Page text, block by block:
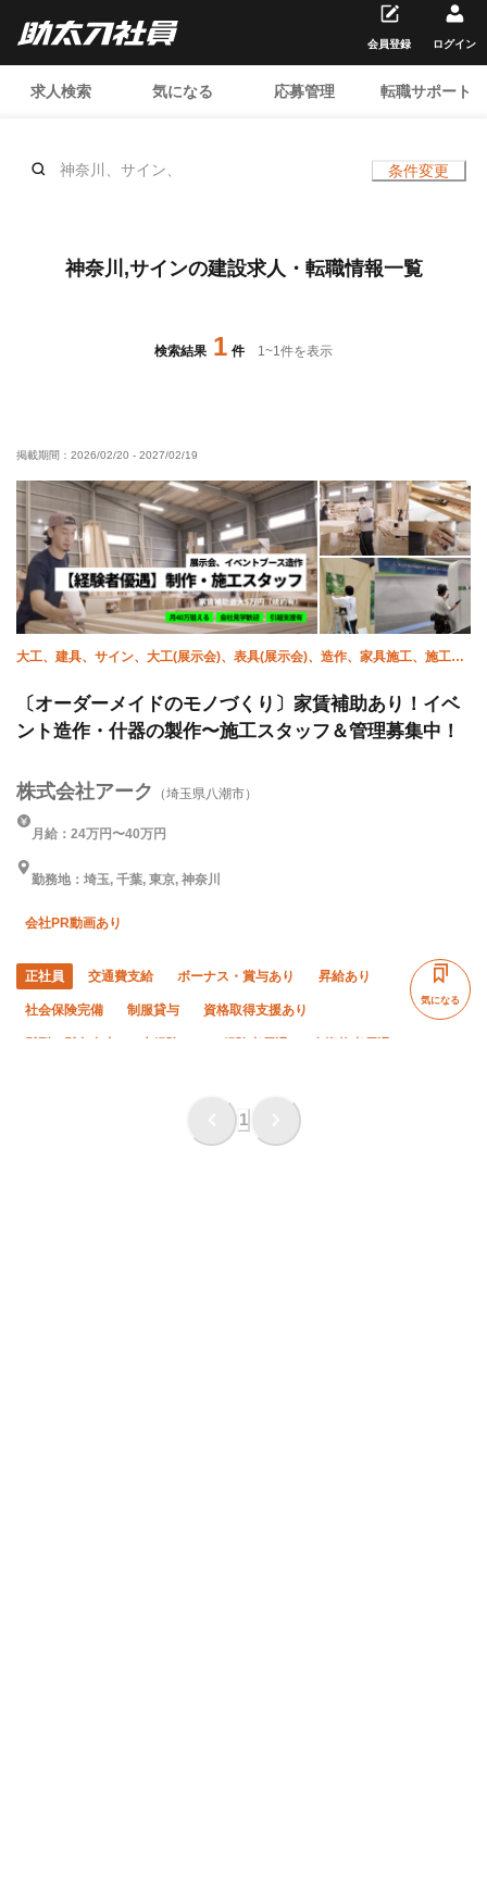
求人検索 気になる 応募管理 転職サポート
会員登録 ログイン
神奈川、サイン、 条件変更
神奈川,サインの建設求人・転職情報一覧
検索結果 1 件 1~1件を表示
掲載期間： 2026/02/20 - 2027/02/19
大工、建具、サイン、大工(展示会)、表具(展示会)、造作、家具施工、施工管
〔オーダーメイドのモノづくり〕家賃補助あり！イベ
ント造作・什器の製作〜施工スタッフ＆管理募集中！
株式会社アーク （埼玉県八潮市）
月給：24万円〜40万円
勤務地：埼玉, 千葉, 東京, 神奈川
会社PR動画あり
正社員 交通費支給 ボーナス・賞与あり 昇給あり
社会保険完備 制服貸与 資格取得支援あり
髪型・髪色自由 未経験OK 経験者優遇 有資格者優遇
直帰・直行OK
気になる
1